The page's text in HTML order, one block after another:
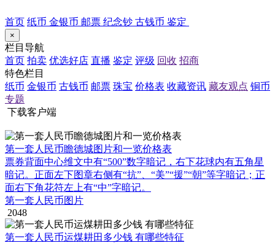
首页 纸币 金银币 邮票 纪念钞 古钱币 鉴定
×
栏目导航
首页 拍卖 优选好店 直播 鉴定 评级 回收 招商
特色栏目
纸币 金银币 古钱币 邮票 珠宝 价格表 收藏资讯 藏友观点 铜币
专题
下载客户端
第一套人民币瞻德城图片和一览价格表
票券背面中心维文中有“500”数字暗记，右下花球内有五角星
暗记。正面左下图章右侧有“抗”、“美”“援”“朝”等字暗记；正
面右下角花符左上有“中”字暗记。
第一套人民币图片
2048
第一套人民币运煤耕田多少钱 有哪些特征